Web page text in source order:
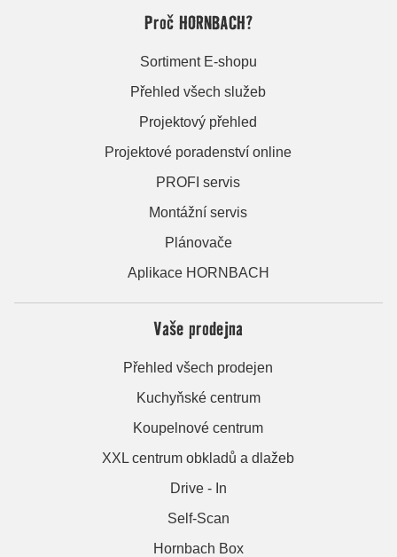
Proč HORNBACH?
Sortiment E-shopu
Přehled všech služeb
Projektový přehled
Projektové poradenství online
PROFI servis
Montážní servis
Plánovače
Aplikace HORNBACH
Vaše prodejna
Přehled všech prodejen
Kuchyňské centrum
Koupelnové centrum
XXL centrum obkladů a dlažeb
Drive - In
Self-Scan
Hornbach Box